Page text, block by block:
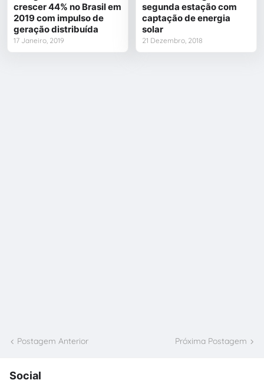
crescer 44% no Brasil em
2019 com impulso de
geração distribuída
17 Janeiro, 2019
segunda estação com
captação de energia
solar
21 Dezembro, 2018
Postagem Anterior Próxima Postagem
Social